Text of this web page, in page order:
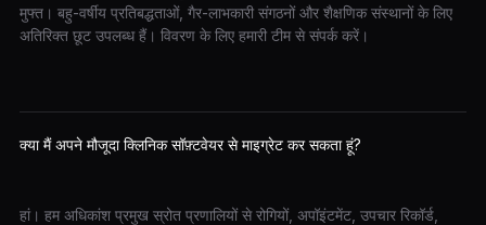
मुफ्त। बहु-वर्षीय प्रतिबद्धताओं, गैर-लाभकारी संगठनों और शैक्षणिक संस्थानों के लिए
अतिरिक्त छूट उपलब्ध हैं। विवरण के लिए हमारी टीम से संपर्क करें।
क्या मैं अपने मौजूदा क्लिनिक सॉफ़्टवेयर से माइग्रेट कर सकता हूं?
हां। हम अधिकांश प्रमुख स्रोत प्रणालियों से रोगियों, अपॉइंटमेंट, उपचार रिकॉर्ड,